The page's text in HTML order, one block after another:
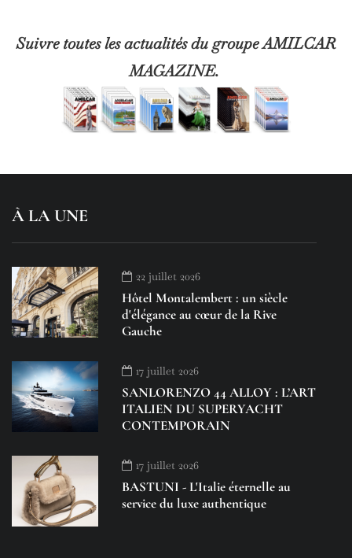
Suivre toutes les actualités du groupe AMILCAR
MAGAZINE.
À LA UNE
22 juillet 2026
Hôtel Montalembert : un siècle
d'élégance au cœur de la Rive
Gauche
17 juillet 2026
SANLORENZO 44 ALLOY : L’ART
ITALIEN DU SUPERYACHT
CONTEMPORAIN
17 juillet 2026
BASTUNI - L'Italie éternelle au
service du luxe authentique